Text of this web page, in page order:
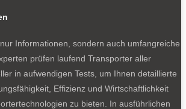
Informationen, sondern auch umfangreiche
prüfen laufend Transporter aller
in aufwendigen Tests, um Ihnen detaillierte
Effizienz und Wirtschaftlichkeit
zu bieten. In ausführlichen